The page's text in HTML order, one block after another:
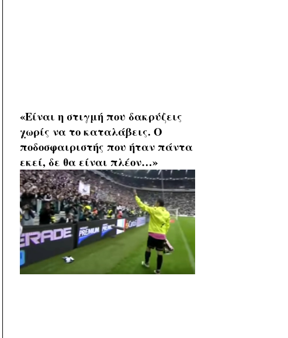
«Είναι η στιγμή που δακρύζεις
χωρίς να το καταλάβεις. Ο
ποδοσφαιριστής που ήταν πάντα
εκεί, δε θα είναι πλέον…»